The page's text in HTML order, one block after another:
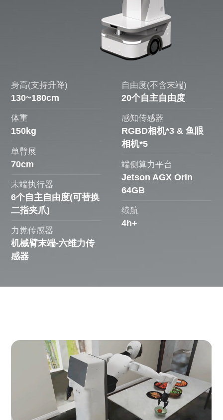
身高(支持升降)
130~180cm
体重
150kg
单臂展
70cm
末端执行器
6个自主自由度(可替换
二指夹爪)
力觉传感器
机械臂末端-六维力传
感器
自由度(不含末端)
20个自主自由度
感知传感器
RGBD相机*3 & 鱼眼
相机*5
端侧算力平台
Jetson AGX Orin
64GB
续航
4h+